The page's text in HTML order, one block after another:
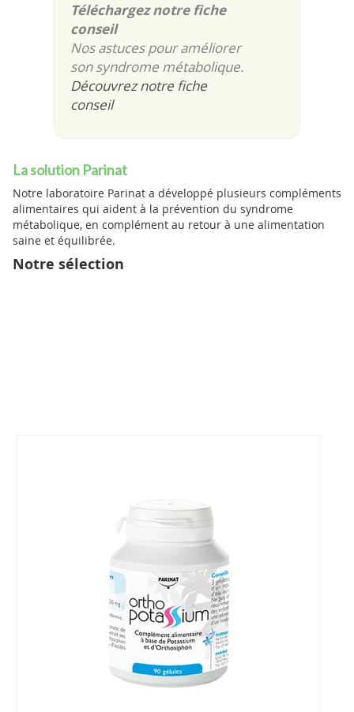
Téléchargez notre fiche
conseil
Nos astuces pour améliorer
son syndrome métabolique.
Découvrez notre fiche
conseil
La solution Parinat
Notre laboratoire Parinat a développé plusieurs compléments
alimentaires qui aident à la prévention du syndrome
métabolique, en complément au retour à une alimentation
saine et équilibrée.
Notre sélection